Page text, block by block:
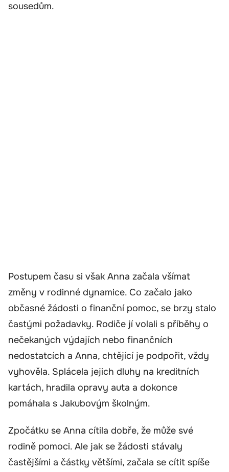
sousedům.
Postupem času si však Anna začala všímat
změny v rodinné dynamice. Co začalo jako
občasné žádosti o finanční pomoc, se brzy stalo
častými požadavky. Rodiče jí volali s příběhy o
nečekaných výdajích nebo finančních
nedostatcích a Anna, chtějící je podpořit, vždy
vyhověla. Splácela jejich dluhy na kreditních
kartách, hradila opravy auta a dokonce
pomáhala s Jakubovým školným.
Zpočátku se Anna cítila dobře, že může své
rodině pomoci. Ale jak se žádosti stávaly
častějšími a částky většími, začala se cítit spíše